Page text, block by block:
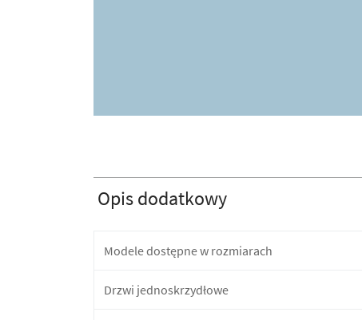
Opis dodatkowy
Modele dostępne w rozmiarach
Drzwi jednoskrzydłowe